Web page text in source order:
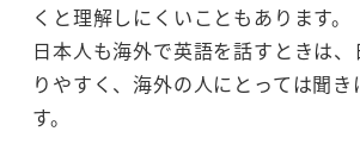
くと理解しにくいこともあります。
日本人も海外で英語を話すときは
りやすく、海外の人にとっては聞
す。